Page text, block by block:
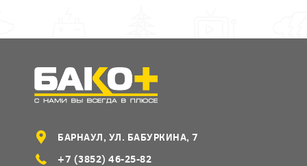
БАРНАУЛ, УЛ. БАБУРКИНА, 7
+7 (3852) 46-25-82